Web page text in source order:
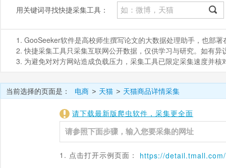
天猫商品详情图片采集
用关键词寻找快捷采集工具：
1. GooSeeker软件是高校师生撰写论文的大数据处理助手，也部
2. 快捷采集工具只采集互联网公开数据，仅供学习与研究。如有
3. 为避免对对方网站造成负载压力，采集工具已限定采集速度并
当前选择的页面是： 电商 > 天猫 > 天猫商品详情采集
请下载最新版爬虫软件，采集更全面
1. 点击打开示例页面： https://detail.tmall.com/